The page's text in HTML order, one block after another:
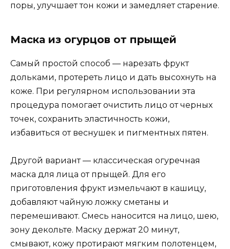
поры, улучшает тон кожи и замедляет старение.
Маска из огурцов от прыщей
Самый простой способ — нарезать фрукт
дольками, протереть лицо и дать высохнуть на
коже. При регулярном использовании эта
процедура помогает очистить лицо от черных
точек, сохранить эластичность кожи,
избавиться от веснушек и пигментных пятен.
Другой вариант — классическая огуречная
маска для лица от прыщей. Для его
приготовления фрукт измельчают в кашицу,
добавляют чайную ложку сметаны и
перемешивают. Смесь наносится на лицо, шею,
зону декольте. Маску держат 20 минут,
смывают, кожу протирают мягким полотенцем,